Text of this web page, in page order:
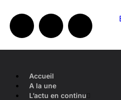
Accueil
A la une
L’actu en continu